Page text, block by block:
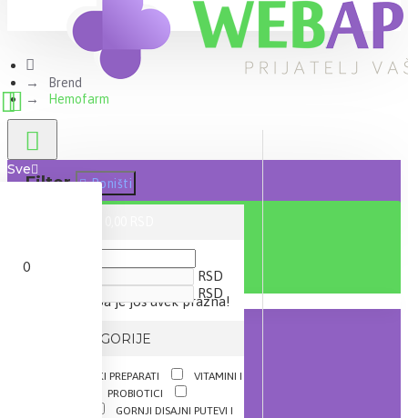
Sve
0
Vaša korpa je još uvek prazna!
Brend
Hemofarm
Filter Poništi
RSD
RSD
IZ KATEGORIJE
DIJETETSKI PREPARATI
VITAMINI I
PROBIOTICI
GORNJI DISAJNI PUTEVI I